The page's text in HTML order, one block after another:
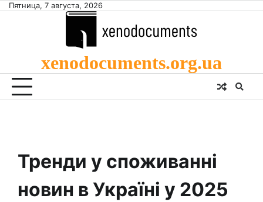
SkipПятница, 7 августа, 2026
xenodocuments.org.ua
Тренди у споживанні
новин в Україні у 2025